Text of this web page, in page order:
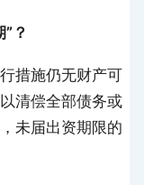
？
措施仍无财产可
清偿全部债务或
未届出资期限的